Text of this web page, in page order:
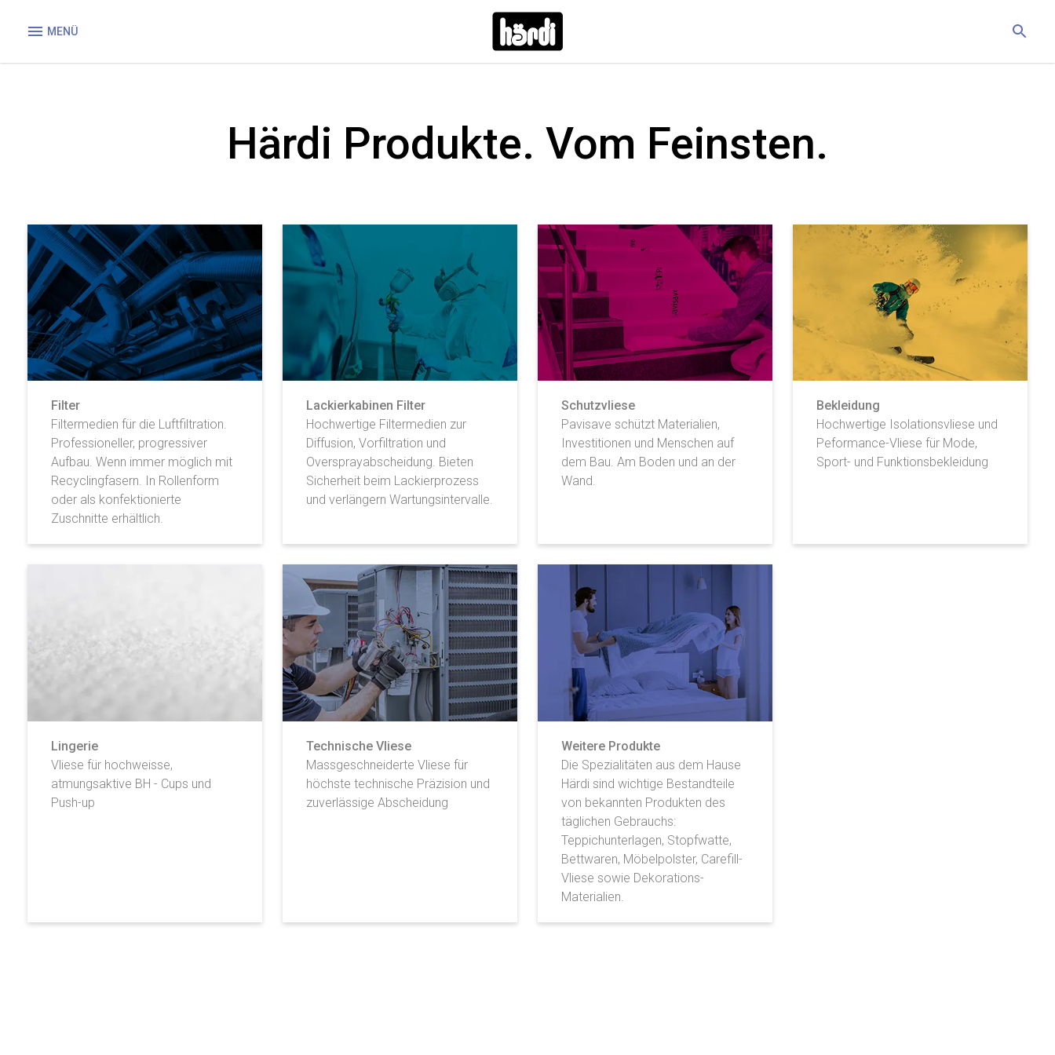
MENÜ
Härdi Produkte. Vom Feinsten.
Filter
Filtermedien für die Luftfiltration.
Professioneller, progressiver
Aufbau. Wenn immer möglich mit
Recyclingfasern. In Rollenform
oder als konfektionierte
Zuschnitte erhältlich.
Lackierkabinen Filter
Hochwertige Filtermedien zur
Diffusion, Vorfiltration und
Oversprayabscheidung. Bieten
Sicherheit beim Lackierprozess
und verlängern Wartungsintervalle.
Schutzvliese
Pavisave schützt Materialien,
Investitionen und Menschen auf
dem Bau. Am Boden und an der
Wand.
Bekleidung
Hochwertige Isolationsvliese und
Peformance-Vliese für Mode,
Sport- und Funktionsbekleidung
Lingerie
Vliese für hochweisse,
atmungsaktive BH - Cups und
Push-up
Technische Vliese
Massgeschneiderte Vliese für
höchste technische Präzision und
zuverlässige Abscheidung
Weitere Produkte
Die Spezialitäten aus dem Hause
Härdi sind wichtige Bestandteile
von bekannten Produkten des
täglichen Gebrauchs:
Teppichunterlagen, Stopfwatte,
Bettwaren, Möbelpolster, Carefill-
Vliese sowie Dekorations-
Materialien.